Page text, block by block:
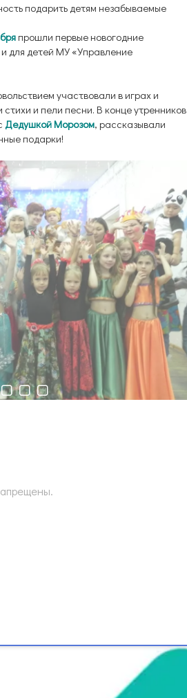
подарить детям незабываемые
прошли первые новогодние
для детей МУ «Управление
участвовали в играх и
и пели песни. В конце утренников
ДедушкойМорозом, рассказывали
подарки!